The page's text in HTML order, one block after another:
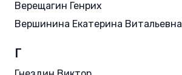
Верещагин Генрих
Вершинина Екатерина Витальевна
Г